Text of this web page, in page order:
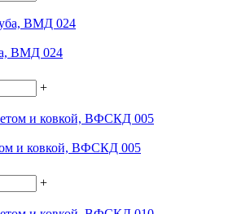
ВМД 024
+
и ковкой, ВФСКД 005
+